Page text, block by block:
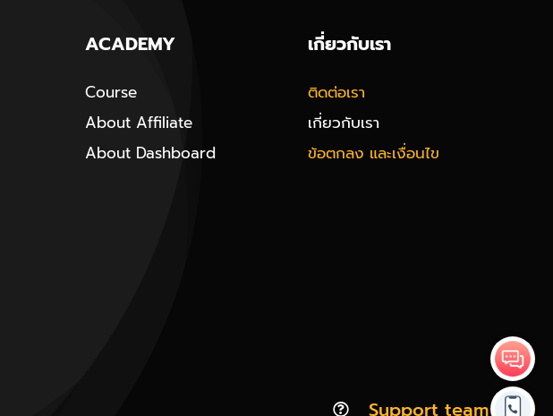
ACADEMY
Course
About Affiliate
About Dashboard
เกี่ยวกับเรา
ติดต่อเรา
เกี่ยวกับเรา
ข้อตกลง และเงื่อนไข
Support team